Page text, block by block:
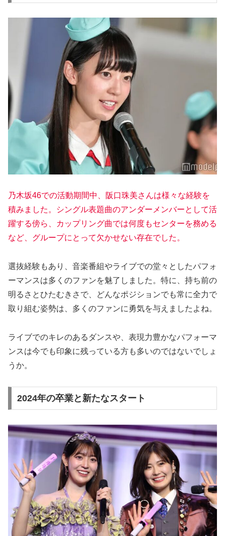
乃木坂46での活動期間中、阪口珠美さんは様々な経験を
積みました。シングル表題曲のアンダーメンバーとして活
躍する傍ら、カップリング曲では何度もセンターを務める
など、グループにとって欠かせない存在でした。
選抜経験もあり、音楽番組やライブでの堂々としたパフォ
ーマンスは多くのファンを魅了しました。特に、持ち前の
明るさとひたむきさで、どんなポジションでも常に全力で
取り組む姿勢は、多くのファンに勇気を与えましたよね。
ライブでのキレのあるダンスや、表現力豊かなパフォーマ
ンスは今でも印象に残っている方も多いのではないでしょ
うか。
2024年の卒業と新たなスタート